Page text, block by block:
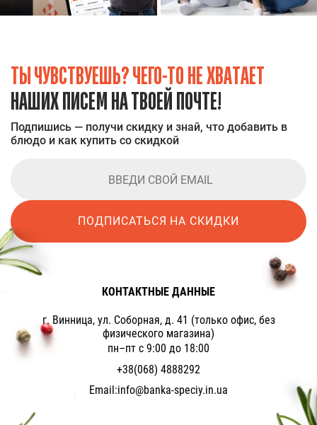
ТЫ ЧУВСТВУЕШЬ? ЧЕГО-ТО НЕ ХВАТАЕТ
НАШИХ ПИСЕМ НА ТВОЕЙ ПОЧТЕ!
Подпишись — получи скидку и знай, что добавить в
блюдо и как купить со скидкой
ПОДПИСАТЬСЯ НА СКИДКИ
КОНТАКТНЫЕ ДАННЫЕ
г. Винница, ул. Соборная, д. 41 (только офис, без
физического магазина)
пн–пт с 9:00 до 18:00
+38(068) 4888292
Email:info@banka-speciy.in.ua